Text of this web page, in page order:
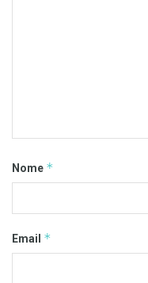
Nome *
Email *